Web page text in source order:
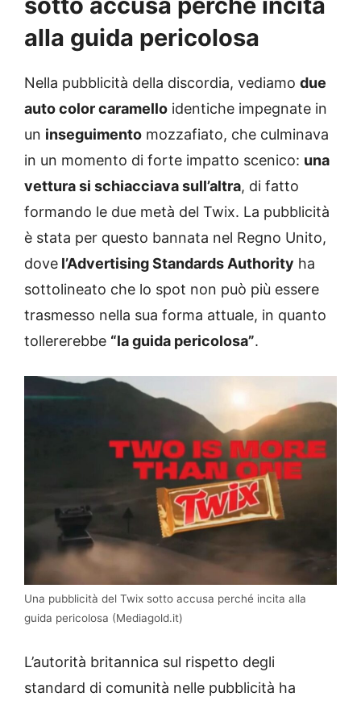
alla guida pericolosa
Nella pubblicità della discordia, vediamo due
auto color caramello identiche impegnate in
un inseguimento mozzafiato, che culminava
in un momento di forte impatto scenico: una
vettura si schiacciava sull’altra, di fatto
formando le due metà del Twix. La pubblicità
è stata per questo bannata nel Regno Unito,
dove l’Advertising Standards Authority ha
sottolineato che lo spot non può più essere
trasmesso nella sua forma attuale, in quanto
tollererebbe “la guida pericolosa”.
Una pubblicità del Twix sotto accusa perché incita alla
guida pericolosa (Mediagold.it)
L’autorità britannica sul rispetto degli
standard di comunità nelle pubblicità ha